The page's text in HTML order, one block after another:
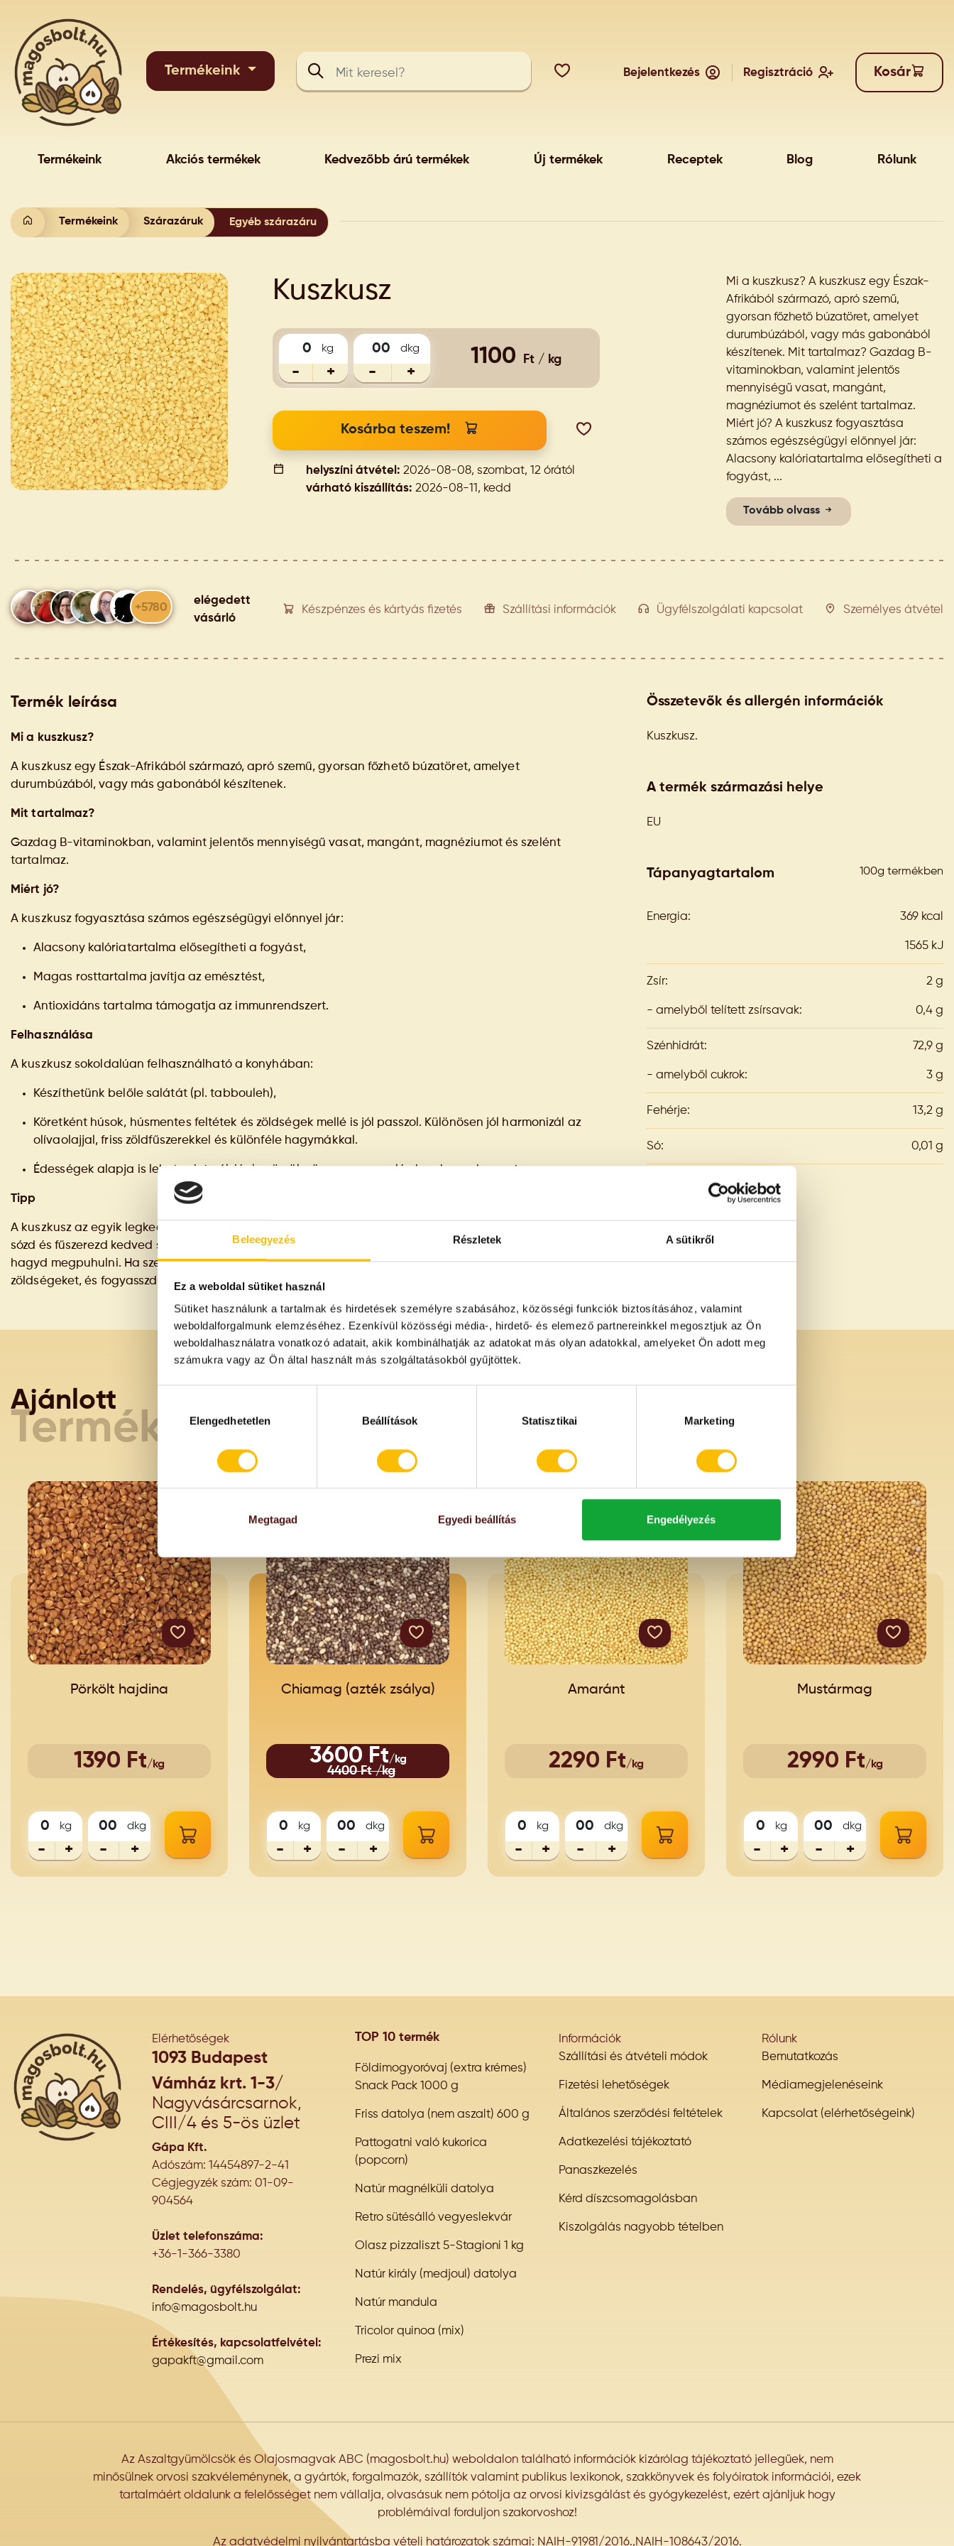
Beleegyezés Részletek A sütikről
Ez a weboldal sütiket használ
Sütiket használunk a tartalmak és hirdetések személyre szabásához, közösségi funkciók biztosításához, valamint
weboldalforgalmunk elemzéséhez. Ezenkívül közösségi média-, hirdető- és elemező partnereinkkel megosztjuk az Ön
weboldalhasználatra vonatkozó adatait, akik kombinálhatják az adatokat más olyan adatokkal, amelyeket Ön adott meg
számukra vagy az Ön által használt más szolgáltatásokból gyűjtöttek.
Elengedhetetlen
Beállítások Statisztikai Marketing
Megtagad Egyedi beállítás Engedélyezés
Termékeink Bejelentkezés Regisztráció Kosár
Termékeink Akciós termékek Kedvezőbb árú termékek Új termékek Receptek Blog Rólunk
Termékeink Szárazáruk Egyéb szárazáru
Kuszkusz
kg
- +
dkg
- +
1100 Ft / kg
Kosárba teszem!
helyszíni átvétel: 2026-08-08, szombat, 12 órától
várható kiszállítás: 2026-08-11, kedd
Mi a kuszkusz? A kuszkusz egy Észak-
Afrikából származó, apró szemű,
gyorsan főzhető búzatöret, amelyet
durumbúzából, vagy más gabonából
készítenek. Mit tartalmaz? Gazdag B-
vitaminokban, valamint jelentős
mennyiségű vasat, mangánt,
magnéziumot és szelént tartalmaz.
Miért jó? A kuszkusz fogyasztása
számos egészségügyi előnnyel jár:
Alacsony kalóriatartalma elősegítheti a
fogyást, ...
Tovább olvass
+5780
elégedett
vásárló
Készpénzes és kártyás fizetés Szállítási információk Ügyfélszolgálati kapcsolat Személyes átvétel
Termék leírása
Mi a kuszkusz?
A kuszkusz egy Észak-Afrikából származó, apró szemű, gyorsan főzhető búzatöret, amelyet
durumbúzából, vagy más gabonából készítenek.
Mit tartalmaz?
Gazdag B-vitaminokban, valamint jelentős mennyiségű vasat, mangánt, magnéziumot és szelént
tartalmaz.
Miért jó?
A kuszkusz fogyasztása számos egészségügyi előnnyel jár:
Alacsony kalóriatartalma elősegítheti a fogyást,
Magas rosttartalma javítja az emésztést,
Antioxidáns tartalma támogatja az immunrendszert.
Felhasználása
A kuszkusz sokoldalúan felhasználható a konyhában:
Készíthetünk belőle salátát (pl. tabbouleh),
Köretként húsok, húsmentes feltétek és zöldségek mellé is jól passzol. Különösen jól harmonizál az
olívaolajjal, friss zöldfűszerekkel és különféle hagymákkal.
Édességek alapja is lehet, mint például gyümölcsös vagy mazsolás kuszkusz-desszert.
Tipp
A kuszkusz az egyik legkedveltebb gyors étel. Egyszerűen csak önts rá kétszeres mennyiségű forró vizet,
sózd és fűszerezd kedved szerint, adj hozzá egy kis vajat vagy olívaolajat hogy ne legyen száraz, és
hagyd megpuhulni. Ha szeretnéd fokozni, tegyél bele friss vagy grillezett (akár serpenyőben sült)
zöldségeket, és fogyasszd önmagában vagy köretként.
Összetevők és allergén információk
Kuszkusz.
A termék származási helye
EU
Tápanyagtartalom 100g termékben
Energia: 369 kcal
1565 kJ
Zsír: 2 g
- amelyből telített zsírsavak: 0,4 g
Szénhidrát: 72,9 g
- amelyből cukrok: 3 g
Fehérje: 13,2 g
Só: 0,01 g
Ajánlott
Termékeink
Pörkölt hajdina
1390 Ft/kg
kg
- +
dkg
- +
Chiamag (azték zsálya)
3600 Ft/kg
4400 Ft /kg
kg
- +
dkg
- +
Amaránt
2290 Ft/kg
kg
- +
dkg
- +
Mustármag
2990 Ft/kg
kg
- +
dkg
- +
Elérhetőségek
1093 Budapest
Vámház krt. 1-3/
Nagyvásárcsarnok,
CIII/4 és 5-ös üzlet
Gápa Kft.
Adószám: 14454897-2-41
Cégjegyzék szám: 01-09-
904564
Üzlet telefonszáma:
+36-1-366-3380
Rendelés, ügyfélszolgálat:
info@magosbolt.hu
Értékesítés, kapcsolatfelvétel:
gapakft@gmail.com
TOP 10 termék
Földimogyoróvaj (extra krémes)
Snack Pack 1000 g
Friss datolya (nem aszalt) 600 g
Pattogatni való kukorica
(popcorn)
Natúr magnélküli datolya
Retro sütésálló vegyeslekvár
Olasz pizzaliszt 5-Stagioni 1 kg
Natúr király (medjoul) datolya
Natúr mandula
Tricolor quinoa (mix)
Prezi mix
Információk
Szállítási és átvételi módok
Fizetési lehetőségek
Általános szerződési feltételek
Adatkezelési tájékoztató
Panaszkezelés
Kérd díszcsomagolásban
Kiszolgálás nagyobb tételben
Rólunk
Bemutatkozás
Médiamegjelenéseink
Kapcsolat (elérhetőségeink)
Az Aszaltgyümölcsök és Olajosmagvak ABC (magosbolt.hu) weboldalon található információk kizárólag tájékoztató jellegűek, nem
minősülnek orvosi szakvéleménynek, a gyártók, forgalmazók, szállítók valamint publikus lexikonok, szakkönyvek és folyóiratok információi, ezek
tartalmáért oldalunk a felelősséget nem vállalja, olvasásuk nem pótolja az orvosi kivizsgálást és gyógykezelést, ezért ajánljuk hogy
problémáival forduljon szakorvoshoz!
Az adatvédelmi nyilvántartásba vételi határozatok számai: NAIH-91981/2016.,NAIH-108643/2016.